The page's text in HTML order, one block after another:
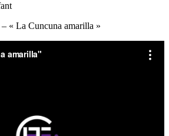
– « La Cuncuna amarilla »